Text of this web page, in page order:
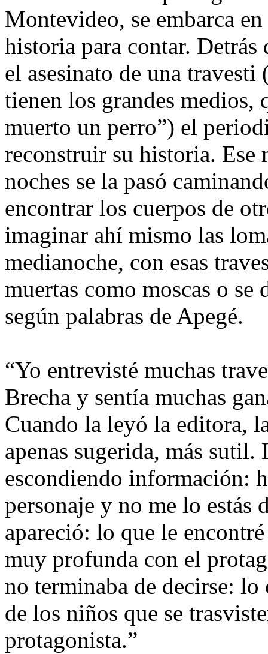
Montevideo, se embarca
historia para contar.
el asesinato de una
tienen los grandes medios,
muerto un perro”) el
reconstruir su historia. Ese
noches se la pasó
encontrar los cuerpos de
imaginar ahí mismo las
medianoche, con esas
muertas como moscas o
según palabras de Apegé.
“Yo entrevisté muchas
Brecha y sentía muchas
Cuando la leyó la editora,
apenas sugerida, más sutil.
escondiendo información:
personaje y no me lo estás
apareció: lo que le
muy profunda con el
no terminaba de decirse:
de los niños que se
protagonista.”